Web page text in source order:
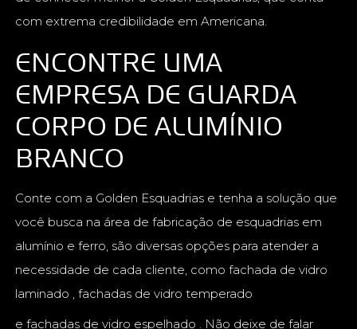
com extrema credibilidade em Americana.
ENCONTRE UMA
EMPRESA DE GUARDA
CORPO DE ALUMÍNIO
BRANCO
Conte com a Golden Esquadrias e tenha a solução que
você busca na área de fabricação de esquadrias em
alumínio e ferro, são diversas opções para atender a
necessidade de cada cliente, como fachada de vidro
laminado , fachadas de vidro temperado
e fachadas de vidro espelhado . Não deixe de falar